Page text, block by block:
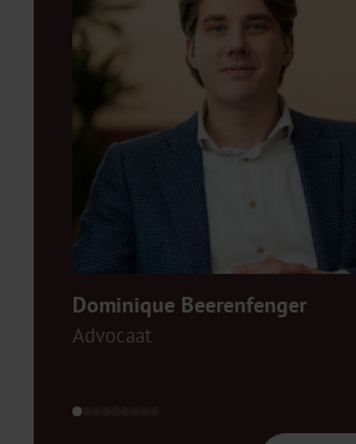
Dominique Beerenfenger
Advocaat